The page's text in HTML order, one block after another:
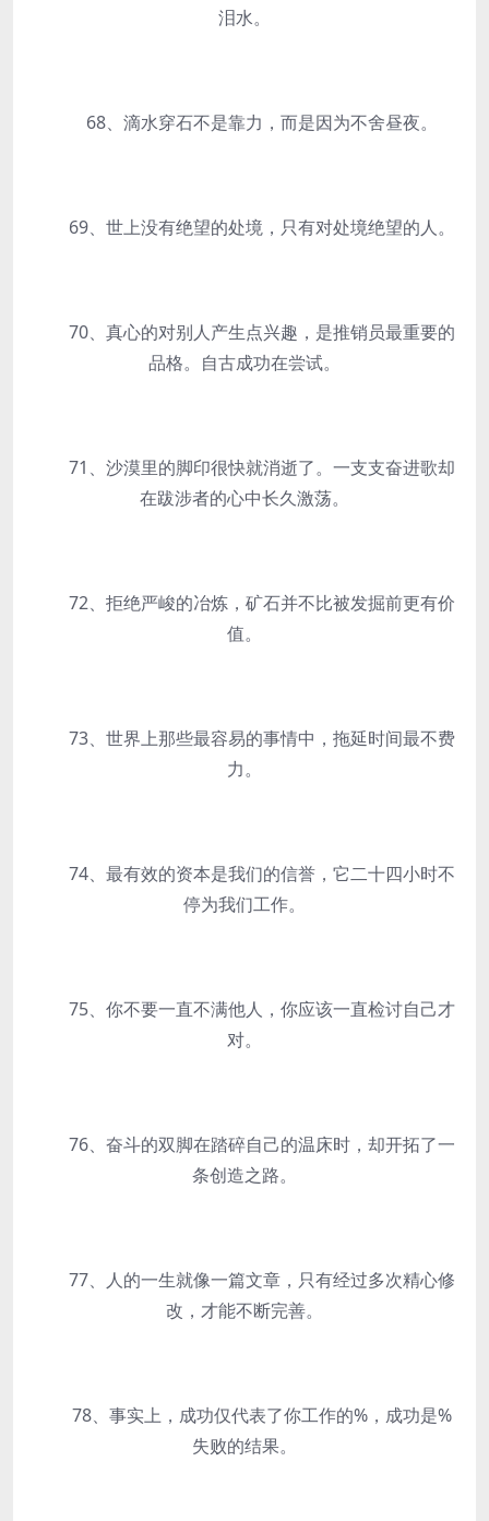
泪水。
68、滴水穿石不是靠力，而是因为不舍昼夜。
69、世上没有绝望的处境，只有对处境绝望的人。
70、真心的对别人产生点兴趣，是推销员最重要的
品格。自古成功在尝试。
71、沙漠里的脚印很快就消逝了。一支支奋进歌却
在跋涉者的心中长久激荡。
72、拒绝严峻的冶炼，矿石并不比被发掘前更有价
值。
73、世界上那些最容易的事情中，拖延时间最不费
力。
74、最有效的资本是我们的信誉，它二十四小时不
停为我们工作。
75、你不要一直不满他人，你应该一直检讨自己才
对。
76、奋斗的双脚在踏碎自己的温床时，却开拓了一
条创造之路。
77、人的一生就像一篇文章，只有经过多次精心修
改，才能不断完善。
78、事实上，成功仅代表了你工作的%，成功是%
失败的结果。